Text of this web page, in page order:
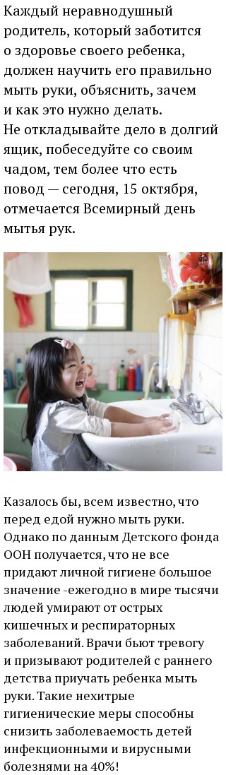
Каждый неравнодушный
родитель, который заботится
о здоровье своего ребенка,
должен научить его правильно
мыть руки, объяснить, зачем
и как это нужно делать.
Не откладывайте дело в долгий
ящик, побеседуйте со своим
чадом, тем более что есть
повод — сегодня, 15 октября,
отмечается Всемирный день
мытья рук.
Казалось бы, всем известно, что
перед едой нужно мыть руки.
Однако по данным Детского фонда
ООН получается, что не все
придают личной гигиене большое
значение -ежегодно в мире тысячи
людей умирают от острых
кишечных и респираторных
заболеваний. Врачи бьют тревогу
и призывают родителей с раннего
детства приучать ребенка мыть
руки. Такие нехитрые
гигиенические меры способны
снизить заболеваемость детей
инфекционными и вирусными
болезнями на 40%!